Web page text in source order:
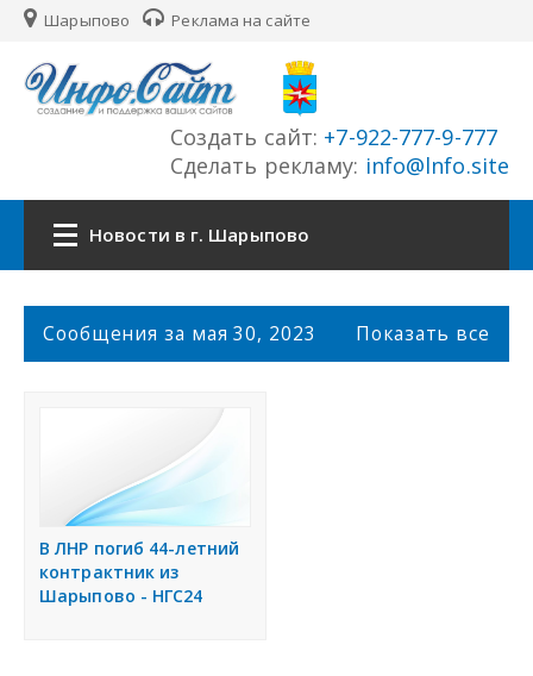
Шарыпово Реклама на сайте
Создать сайт: +7-922-777-9-777
Сделать рекламу: info@lnfo.site
Новости в г. Шарыпово
Главная
История города
Разместить объявление
Сообщения за мая 30, 2023 Показать все
В ЛНР погиб 44-летний
контрактник из
Шарыпово - НГС24